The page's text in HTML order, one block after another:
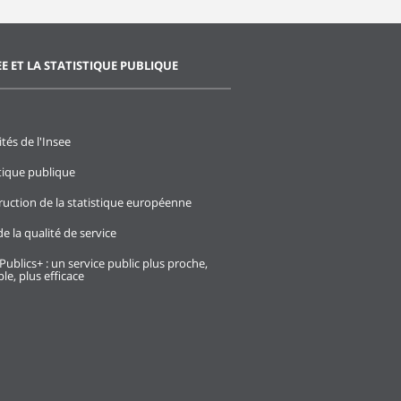
ET LA STATISTIQUE PUBLIQUE
de l'Insee
publique
de la statistique européenne
la qualité de service
: un service public plus proche,
plus efficace